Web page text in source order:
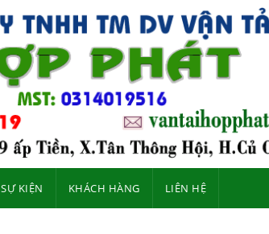
SỰ KIỆN KHÁCH HÀNG LIÊN HỆ